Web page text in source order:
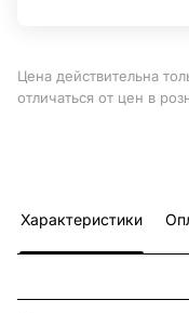
Цена действительна
отличаться от цен в
Характеристики